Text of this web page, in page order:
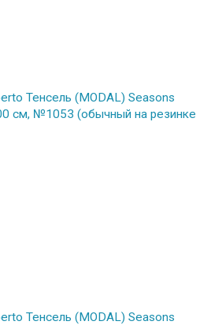
Тенсель (MODAL) Seasons
см, №1053 (обычный на резинке
Тенсель (MODAL) Seasons